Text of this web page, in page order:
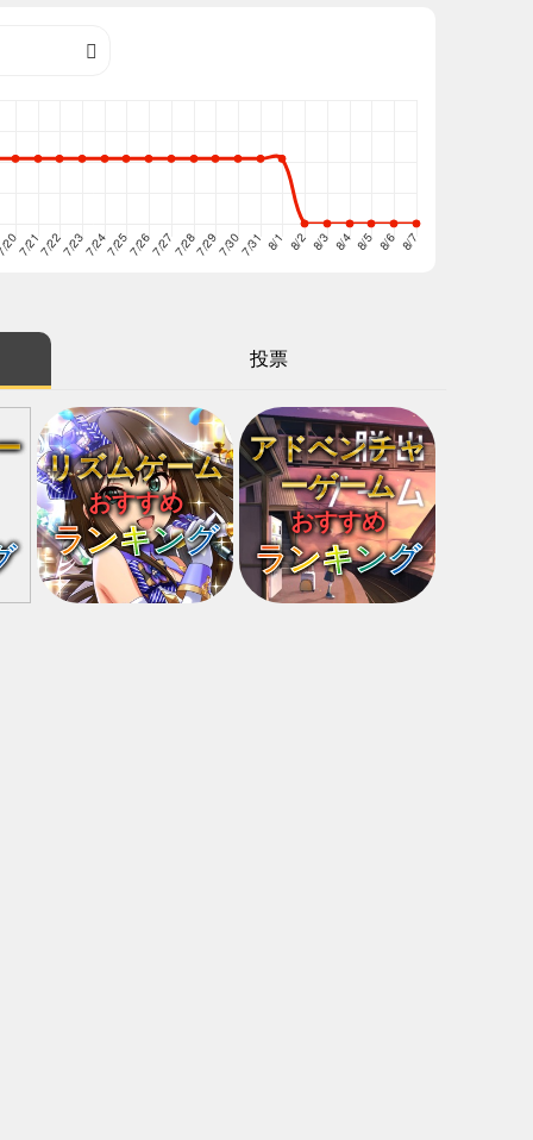
投票
リズムゲーム
おすすめ
ランキング
アドベンチャ
ーゲーム
おすすめ
ランキング